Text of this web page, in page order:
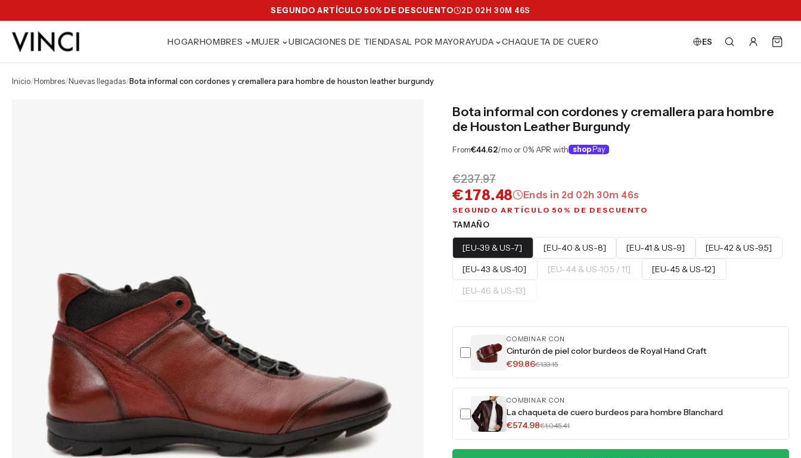
SEGUNDO ARTÍCULO 50% DE DESCUENTO 2D 02H 30M 44S
HOGARHOMBRES MUJER UBICACIONES DE TIENDASAL POR MAYORAYUDA CHAQUETA DE CUERO ES
inicio/ hombres/ nuevas llegadas/ bota informal con cordones y cremallera para hombre de houston leather burgundy
Bota informal con cordones y cremallera para hombre
de Houston Leather Burgundy
From€44.62/mo or 0% APR with shop Pay
€237.97
€178.48 Ends in 2d 02h 30m 44s
SEGUNDO ARTÍCULO 50% DE DESCUENTO
TAMAÑO
[EU-39 & US-7] [EU-40 & US-8] [EU-41 & US-9]
[EU-42 & US-9.5]
[EU-43 & US-10]
[EU-44 & US-10.5 / 11]
[EU-45 & US-12]
[EU-46 & US-13]
COMBINAR CON
Cinturón de piel color burdeos de Royal Hand Craft
€99.86€133.15
COMBINAR CON
La chaqueta de cuero burdeos para hombre Blanchard
€574.98€1,045.41